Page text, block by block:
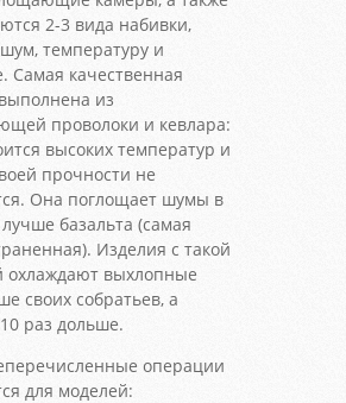
2-3 вида набивки,
температуру и
Самая качественная
из
проволоки и кевлара:
высоких температур и
прочности не
Она поглощает шумы в
базальта (самая
Изделия с такой
охлаждают выхлопные
своих собратьев, а
раз дольше.
операции
для моделей: